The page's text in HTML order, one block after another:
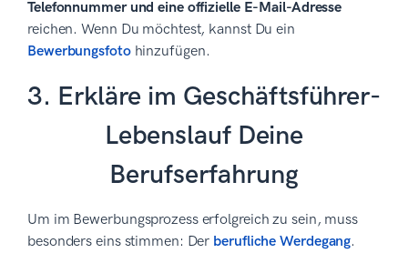
Telefonnummer und eine offizielle E-Mail-Adresse
reichen. Wenn Du möchtest, kannst Du ein
Bewerbungsfotohinzufügen.
3. Erkläre im Geschäftsführer-
Lebenslauf Deine
Berufserfahrung
Um im Bewerbungsprozess erfolgreich zu sein, muss
besonders eins stimmen: Der berufliche Werdegang.